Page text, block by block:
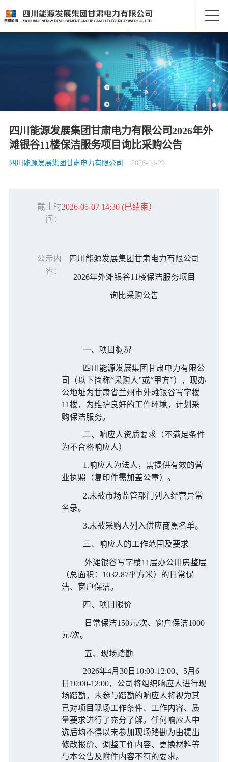
四川能源发展集团甘肃电力有限公司2026年外
滩银谷11楼保洁服务项目询比采购公告
四川能源发展集团甘肃电力有限公司 2026-04-29
截止时
间：
2026-05-07 14:30 (已结束）
公示内
容：
四川能源发展集团甘肃电力有限公司
2026年外滩银谷11楼保洁服务项目
询比采购公告
一、项目概况
四川能源发展集团甘肃电力有限公
司
（以下简称“采购人”或“甲方”），现办
公地址为甘肃省兰州市外滩银谷写字楼
11楼，为维护良好的工作环境，计划采
购保洁服务。
二、响应人资质要求（不满足条件
为不合格响应人）
1.响应人为法人，需提供有效的营
业执照（复印件需加盖公章）。
2.未被市场监管部门列入经营异常
名录。
3.未被采购人列入供应商黑名单。
三、响应人的工作范围及要求
外滩银谷写字楼11层办公用房整层
（总面积：1032.87平方米）的日常保
洁、窗户保洁。
四、项目限价
日常保洁150元/次、窗户保洁1000
元/次。
五、现场踏勘
2026年4月30日10:00-12:00、5月6
日 10:00-12:00，公司将组织响应人进行现
场踏勘，未参与踏勘的响应人将视为其
已对项目现场工作条件、工作内容、质
量要求进行了充分了解。任何响应人中
选后均不得以未参加现场踏勘为由提出
修改报价、调整工作内容、更换材料等
与本公告及附件内容不符的要求。